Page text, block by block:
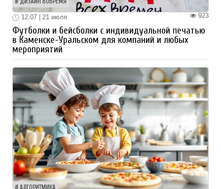
ДИЗАЙН ВОВРЕМЯ
923
12:07 | 21 июля
Футболки и бейсболки с индивидуальной печатью
в Каменске-Уральском для компаний и любых
мероприятий
АЛГОРИТМИКА